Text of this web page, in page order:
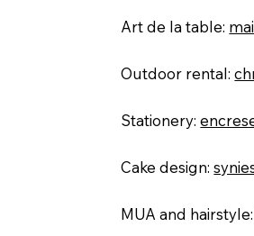
Art de la table:
Outdoor rental:
Stationery:
Cake design:
MUA and hairstyle: